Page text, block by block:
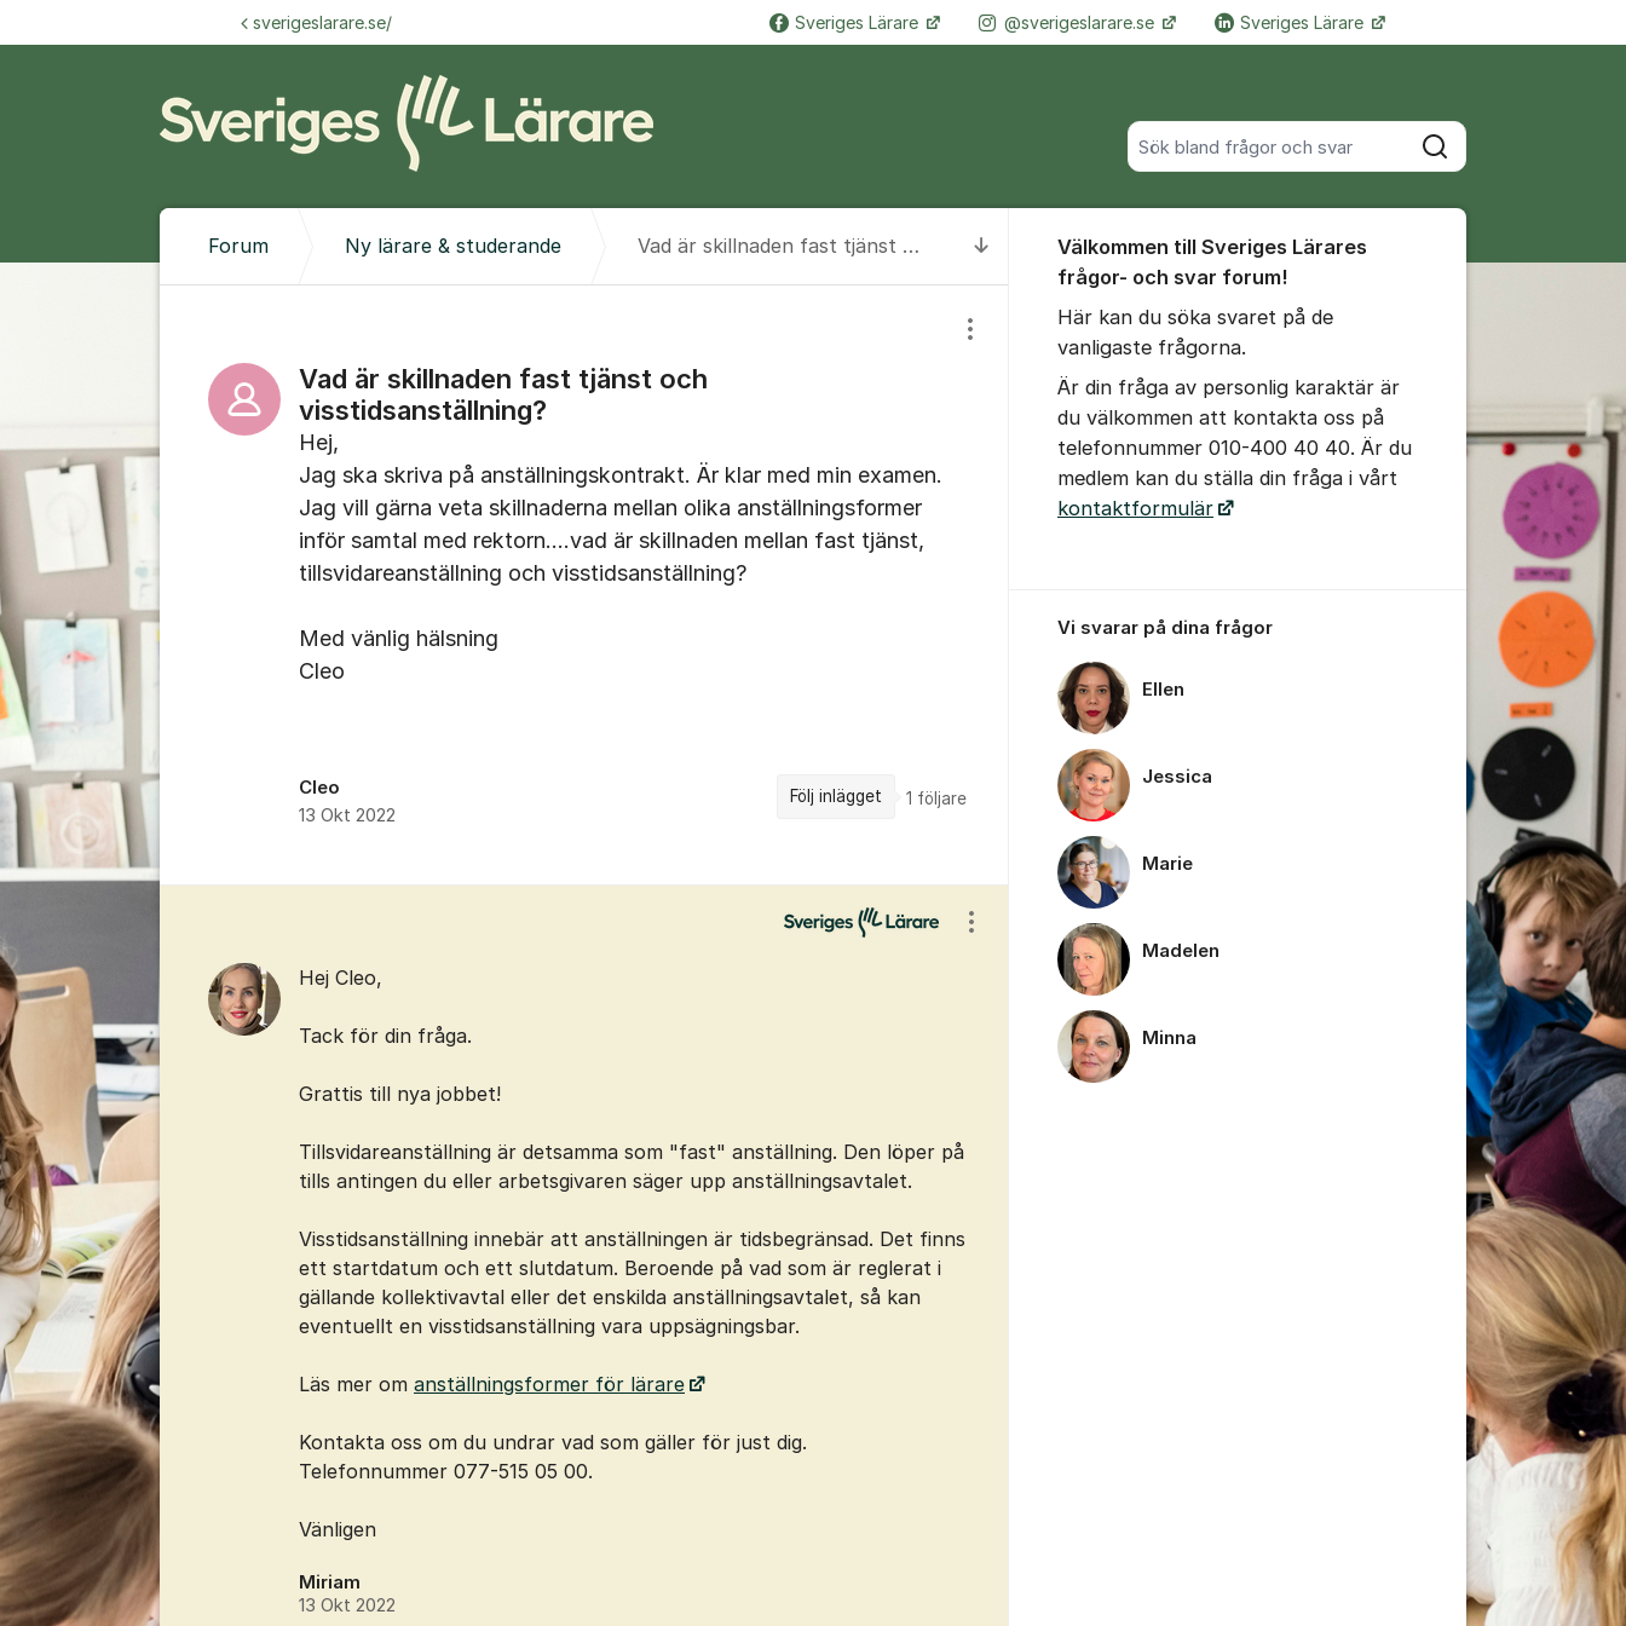
Sök bland alla inlägg
Sök
sverigeslarare.se/ Sveriges Lärare @sverigeslarare.se Sveriges Lärare Fler supportlänkar
Till senaste kommentaren
Forum Ny lärare & studerande Vad är skillnaden fast tjänst och visstidsanställning?
Vad är skillnaden fast tjänst och
visstidsanställning?
Visa/dölj inställningar för inlägg/kommentar
Hej,
Jag ska skriva på anställningskontrakt. Är klar med min examen.
Jag vill gärna veta skillnaderna mellan olika anställningsformer
inför samtal med rektorn....vad är skillnaden mellan fast tjänst,
tillsvidareanställning och visstidsanställning?
Med vänlig hälsning
Cleo
Cleo
13 Okt 2022
Följ inlägget 1 följare
Hej Cleo,
Tack för din fråga.
Grattis till nya jobbet!
Tillsvidareanställning är detsamma som "fast" anställning. Den löper på
tills antingen du eller arbetsgivaren säger upp anställningsavtalet.
Visstidsanställning innebär att anställningen är tidsbegränsad. Det finns
ett startdatum och ett slutdatum. Beroende på vad som är reglerat i
gällande kollektivavtal eller det enskilda anställningsavtalet, så kan
eventuellt en visstidsanställning vara uppsägningsbar.
Läs mer om anställningsformer för lärare
Kontakta oss om du undrar vad som gäller för just dig.
Telefonnummer 077-515 05 00.
Vänligen
Miriam
13 Okt 2022
Visa/dölj inställningar för inlägg/kommentar
Välkommen till Sveriges Lärares
frågor- och svar forum!
Här kan du söka svaret på de
vanligaste frågorna.
Är din fråga av personlig karaktär är
du välkommen att kontakta oss på
telefonnummer 010-400 40 40. Är du
medlem kan du ställa din fråga i vårt
kontaktformulär
Vi svarar på dina frågor
Ellen
Jessica
Marie
Madelen
Minna